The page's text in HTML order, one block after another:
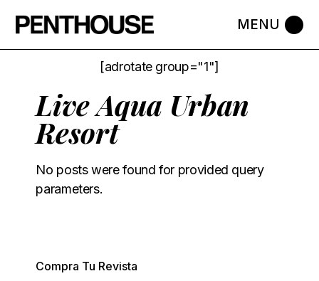
[adrotate group="1"]
Live Aqua Urban
Resort
No posts were found for provided query
parameters.
Compra Tu Revista